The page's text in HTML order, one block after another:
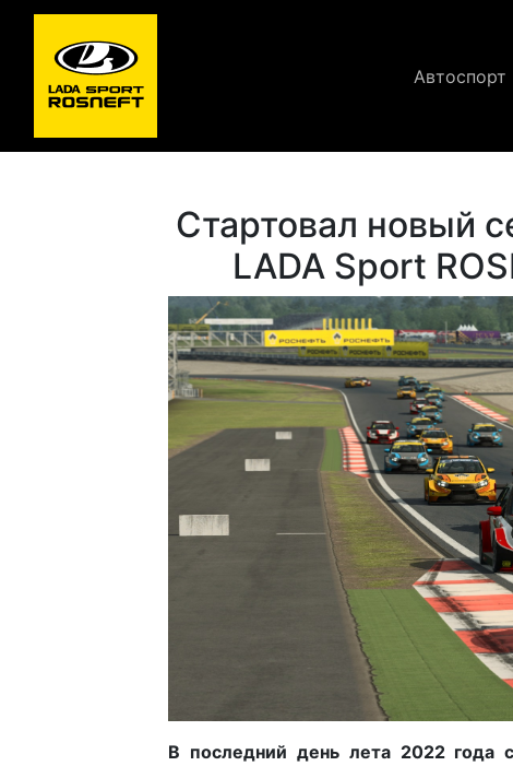
Автоспорт
Стартовал новый
LADA Sport
В последний день лета 2022 года